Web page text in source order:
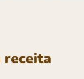
receita